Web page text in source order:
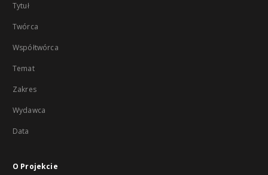
Tytuł
Twórca
Współtwórca
Temat
Zakres
Wydawca
Data
O Projekcie